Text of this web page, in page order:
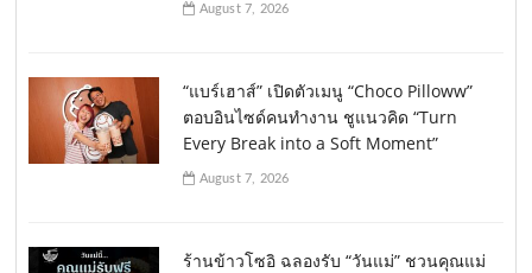
August 7, 2026
“แบร์เฮาส์” เปิดตัวเมนู “Choco Pilloww”
ตอบอินไซด์คนทำงาน ชูแนวคิด “Turn
Every Break into a Soft Moment”
August 7, 2026
ร้านข้าวโซอิ ฉลองรับ “วันแม่” ชวนคุณแม่